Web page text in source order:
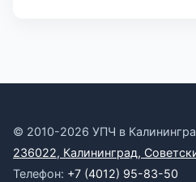
© 2010-2026 УПЧ в
236022, Калининград,
Телефон: +7 (4012) 95-83-50